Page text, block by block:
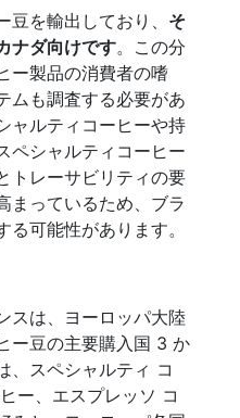
を輸出しており、 そ
ナダ向けです。この分
ー製品の消費者の嗜
ムも調査する必要があ
ャルティコーヒーや持
ペシャルティコーヒー
トレーサビリティの要
まっているため、ブラ
可能性があります。
スは、ヨーロッパ大陸
ー豆の主要購入国 3 か
、スペシャルティ コ
ー、エスプレッソ コ